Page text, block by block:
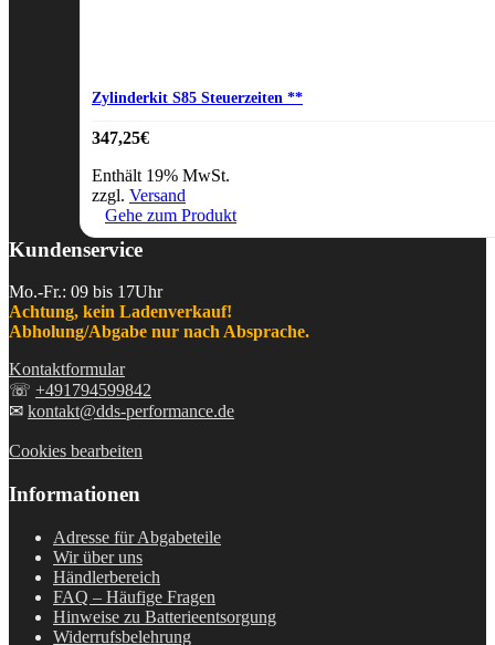
Zylinderkit S85 Steuerzeiten **
347,25€
Enthält 19% MwSt.
zzgl. Versand
Gehe zum Produkt
Kundenservice
Mo.-Fr.: 09 bis 17Uhr
Achtung, kein Ladenverkauf!
Abholung/Abgabe nur nach Absprache.
Kontaktformular
☏ +491794599842
✉ kontakt@dds-performance.de
Cookies bearbeiten
Informationen
Adresse für Abgabeteile
Wir über uns
Händlerbereich
FAQ – Häufige Fragen
Hinweise zu Batterieentsorgung
Widerrufsbelehrung